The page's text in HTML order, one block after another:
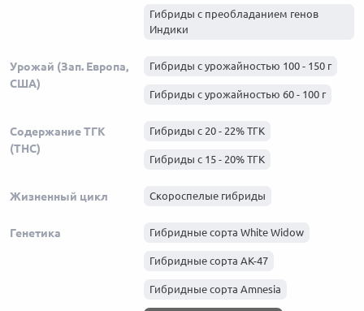
Гибриды с преобладанием генов
Индики
Урожай (Зап. Европа,
США)
Гибриды с урожайностью 100 - 150 г
Гибриды с урожайностью 60 - 100 г
Содержание ТГК
(THC)
Гибриды с 20 - 22% ТГК
Гибриды с 15 - 20% ТГК
Жизненный цикл Скороспелые гибриды
Генетика Гибридные сорта White Widow
Гибридные сорта АК-47
Гибридные сорта Amnesia